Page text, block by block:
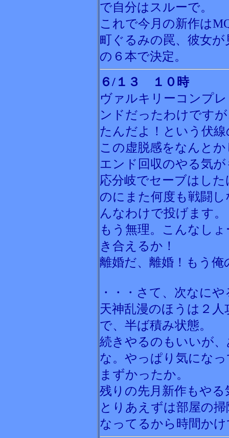
で自分はスルーで。
これで今月の新作は
町ぐるみの罠、彼女
の６本で決定。
６/１３ １０時
ヴァルキリーコンプ
ンドだったわけです
たんだよ！という伏
この虚脱感をなんと
エンド回収のやる気
応分岐でセーブはし
のにまた何度も戦闘
んなわけで投げます。
もう無理。こんなし
き合えるか！
離婚だ、離婚！もう
・・・さて、次なに
天神乱漫のほうは２
で、半ば積み状態。
続きやるのもいいが
な。やっぱり気にな
まずかったか。
残りの先月新作もや
とりあえずは部屋の
なってるから時間か